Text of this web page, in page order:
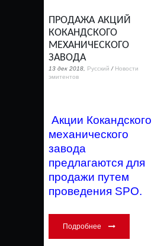
ПРОДАЖА АКЦИЙ
КОКАНДСКОГО
МЕХАНИЧЕСКОГО
ЗАВОДА
13 дек 2018, Русский / Новости
эмитентов
Акции Кокандского
механического
завода
предлагаются для
продажи путем
проведения SPO.
Подробнее